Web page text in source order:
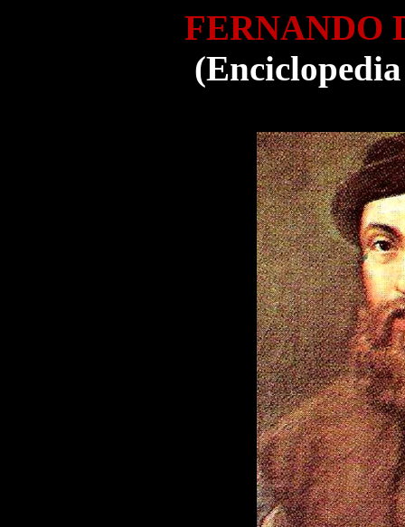
FERNANDO